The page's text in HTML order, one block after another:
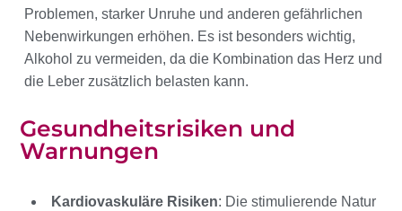
Problemen, starker Unruhe und anderen gefährlichen
Nebenwirkungen erhöhen. Es ist besonders wichtig,
Alkohol zu vermeiden, da die Kombination das Herz und
die Leber zusätzlich belasten kann.
Gesundheitsrisiken und
Warnungen
Kardiovaskuläre Risiken: Die stimulierende Natur